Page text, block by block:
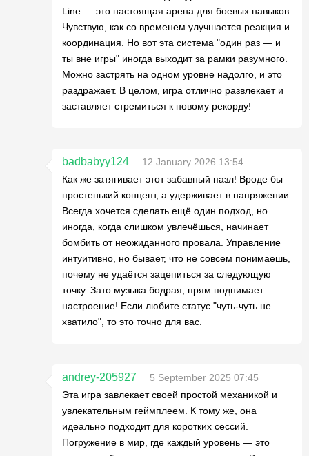
Line — это настоящая арена для боевых навыков.
Чувствую, как со временем улучшается реакция и
координация. Но вот эта система "один раз — и
ты вне игры" иногда выходит за рамки разумного.
Можно застрять на одном уровне надолго, и это
раздражает. В целом, игра отлично развлекает и
заставляет стремиться к новому рекорду!
badbabyy124
12 January 2026 13:54
Как же затягивает этот забавный пазл! Вроде бы
простенький концепт, а удерживает в напряжении.
Всегда хочется сделать ещё один подход, но
иногда, когда слишком увлечёшься, начинает
бомбить от неожиданного провала. Управление
интуитивно, но бывает, что не совсем понимаешь,
почему не удаётся зацепиться за следующую
точку. Зато музыка бодрая, прям поднимает
настроение! Если любите статус "чуть-чуть не
хватило", то это точно для вас.
andrey-205927
5 September 2025 07:45
Эта игра завлекает своей простой механикой и
увлекательным геймплеем. К тому же, она
идеально подходит для коротких сессий.
Погружение в мир, где каждый уровень — это